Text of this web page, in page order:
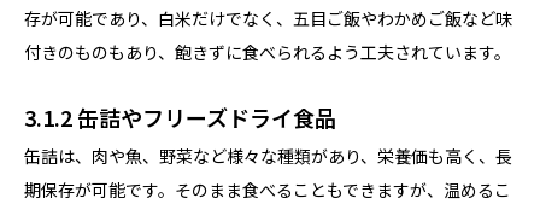
存が可能であり、白米だけでなく、五目ご飯やわかめご飯など味
付きのものもあり、飽きずに食べられるよう工夫されています。
3.1.2 缶詰やフリーズドライ食品
缶詰は、肉や魚、野菜など様々な種類があり、栄養価も高く、長
期保存が可能です。そのまま食べることもできますが、温めるこ